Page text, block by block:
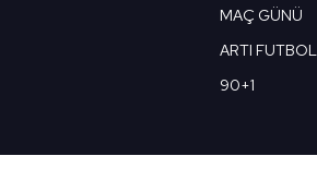
MAÇ GÜNÜ
ARTI FUTBOL
90+1